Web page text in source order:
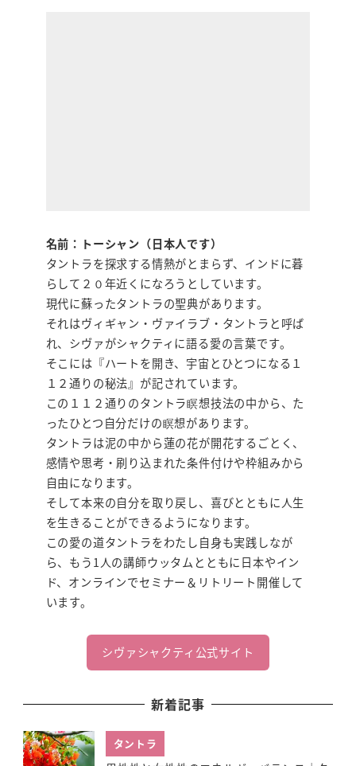
名前：トーシャン（日本人です）
タントラを探求する情熱がとまらず、インドに暮
らして２０年近くになろうとしています。
現代に蘇ったタントラの聖典があります。
それはヴィギャン・ヴァイラブ・タントラと呼ば
れ、シヴァがシャクティに語る愛の言葉です。
そこには『ハートを開き、宇宙とひとつになる１
１２通りの秘法』が記されています。
この１１２通りのタントラ瞑想技法の中から、た
ったひとつ自分だけの瞑想があります。
タントラは泥の中から蓮の花が開花するごとく、
感情や思考・刷り込まれた条件付けや枠組みから
自由になります。
そして本来の自分を取り戻し、喜びとともに人生
を生きることができるようになります。
この愛の道タントラをわたし自身も実践しなが
ら、もう1人の講師ウッタムとともに日本やイン
ド、オンラインでセミナー＆リトリート開催して
います。
シヴァシャクティ公式サイト
新着記事
タントラ